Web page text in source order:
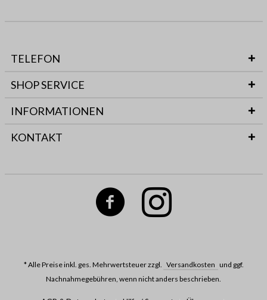
TELEFON
SHOP SERVICE
INFORMATIONEN
KONTAKT
* Alle Preise inkl. ges. Mehrwertsteuer zzgl. Versandkosten und ggf.
Nachnahmegebühren, wenn nicht anders beschrieben.